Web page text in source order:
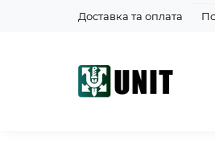
Доставка та оплата